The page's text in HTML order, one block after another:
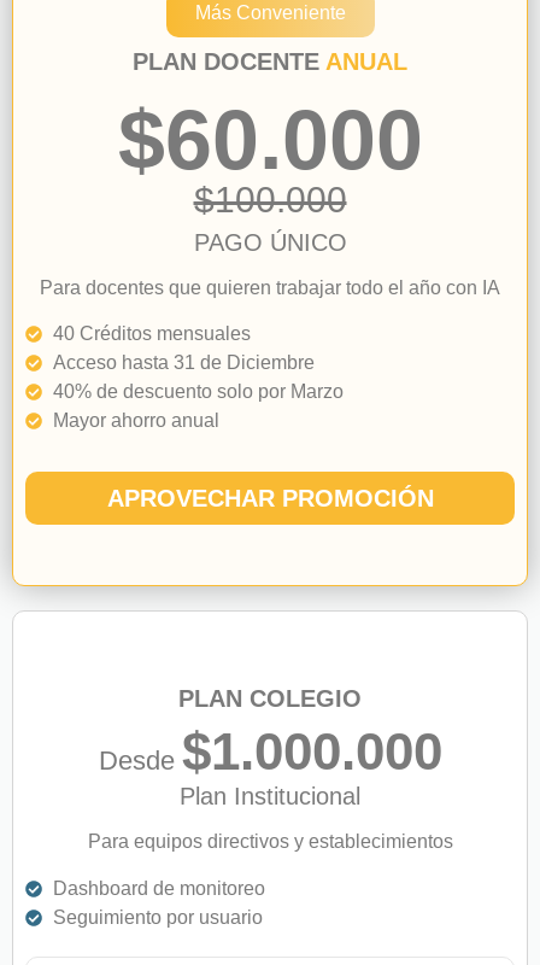
Más Conveniente
PLAN DOCENTE ANUAL
$60.000
$100.000
PAGO ÚNICO
Para docentes que quieren trabajar todo el año con IA
40 Créditos mensuales
Acceso hasta 31 de Diciembre
40% de descuento solo por Marzo
Mayor ahorro anual
APROVECHAR PROMOCIÓN
PLAN COLEGIO
Desde $1.000.000
Plan Institucional
Para equipos directivos y establecimientos
Dashboard de monitoreo
Seguimiento por usuario